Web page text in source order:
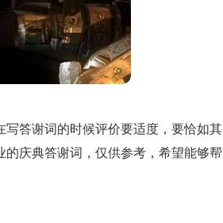
答谢词的时候评价要适度，要恰如其
庆典答谢词，仅供参考，希望能够帮